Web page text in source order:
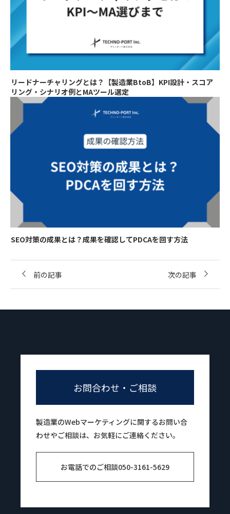
リードナーチャリングとは？【製造業BtoB】KPI設計・スコア
リング・シナリオ例とMAツール選定
SEO対策の成果とは？成果を確認してPDCAを回す方法
前の記事 次の記事
お問合わせ・ご相談
製造業のWebマーケティングに関するお問い合
わせやご相談は、お気軽にご連絡ください。
お電話でのご相談050-3161-5629